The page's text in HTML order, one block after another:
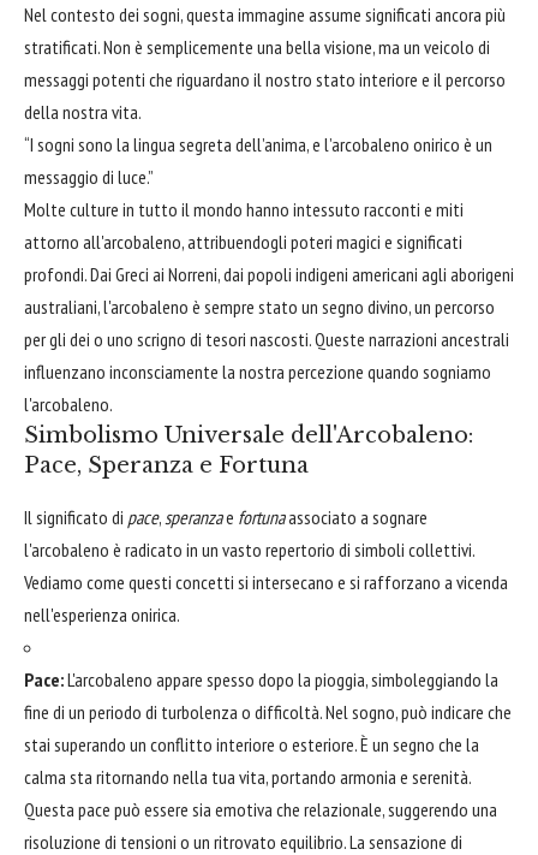
Nel contesto dei sogni, questa immagine assume significati ancora più
stratificati. Non è semplicemente una bella visione, ma un veicolo di
messaggi potenti che riguardano il nostro stato interiore e il percorso
della nostra vita.
“I sogni sono la lingua segreta dell’anima, e l’arcobaleno onirico è un
messaggio di luce.”
Molte culture in tutto il mondo hanno intessuto racconti e miti
attorno all'arcobaleno, attribuendogli poteri magici e significati
profondi. Dai Greci ai Norreni, dai popoli indigeni americani agli aborigeni
australiani, l'arcobaleno è sempre stato un segno divino, un percorso
per gli dei o uno scrigno di tesori nascosti. Queste narrazioni ancestrali
influenzano inconsciamente la nostra percezione quando sogniamo
l'arcobaleno.
Simbolismo Universale dell'Arcobaleno:
Pace, Speranza e Fortuna
Il significato di pace, speranzae fortunaassociato a sognare
l'arcobaleno è radicato in un vasto repertorio di simboli collettivi.
Vediamo come questi concetti si intersecano e si rafforzano a vicenda
nell'esperienza onirica.
Pace:L'arcobaleno appare spesso dopo la pioggia, simboleggiando la
fine di un periodo di turbolenza o difficoltà. Nel sogno, può indicare che
stai superando un conflitto interiore o esteriore. È un segno che la
calma sta ritornando nella tua vita, portando armonia e serenità.
Questa pace può essere sia emotiva che relazionale, suggerendo una
risoluzione di tensioni o un ritrovato equilibrio. La sensazione di